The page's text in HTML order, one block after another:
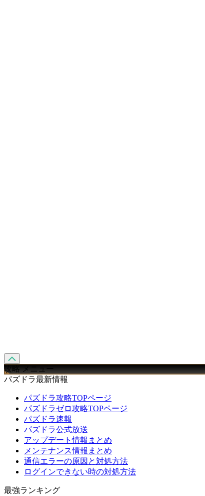
攻略 メニュー
パズドラ最新情報
パズドラ攻略TOPページ
パズドラゼロ攻略TOPページ
パズドラ速報
パズドラ公式放送
アップデート情報まとめ
メンテナンス情報まとめ
通信エラーの原因と対処方法
ログインできない時の対処方法
最強ランキング